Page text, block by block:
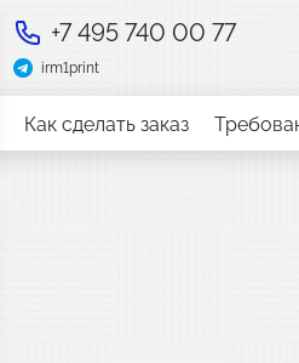
+7 495 740 00 77
irm1print
Как сделать заказ